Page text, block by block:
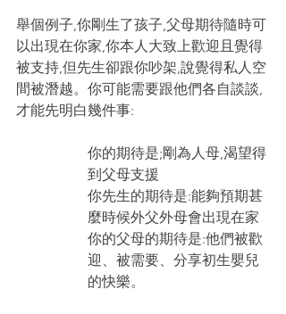
舉個例子,你剛生了孩子,父母期待隨時可
以出現在你家,你本人大致上歡迎且覺得
被支持,但先生卻跟你吵架,說覺得私人空
間被潛越。你可能需要跟他們各自談談,
才能先明白幾件事:
你的期待是;剛為人母,渴望得
到父母支援
你先生的期待是:能夠預期甚
麼時候外父外母會出現在家
你的父母的期待是:他們被歡
迎、被需要、分享初生嬰兒
的快樂。